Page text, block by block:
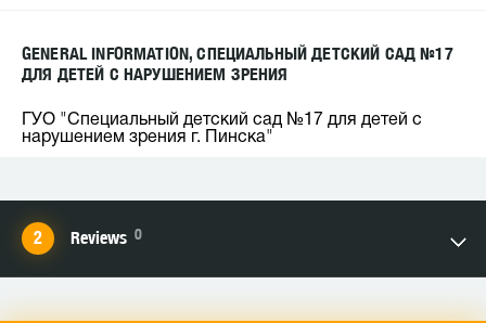
GENERAL INFORMATION, СПЕЦИАЛЬНЫЙ ДЕТСКИЙ САД №17
ДЛЯ ДЕТЕЙ С НАРУШЕНИЕМ ЗРЕНИЯ
ГУО "Специальный детский сад №17 для детей с
нарушением зрения г. Пинска"
Reviews 0